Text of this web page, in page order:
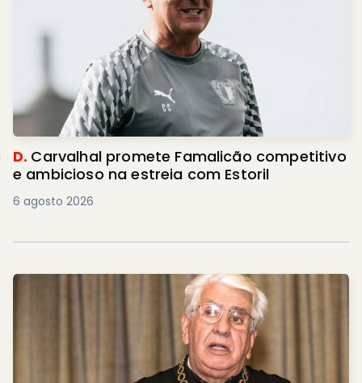
D. Carvalhal promete Famalicão competitivo
e ambicioso na estreia com Estoril
6 agosto 2026